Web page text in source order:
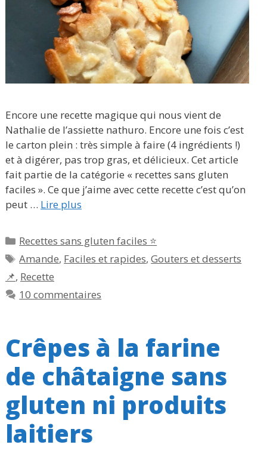
Encore une recette magique qui nous vient de
Nathalie de l’assiette nathuro. Encore une fois c’est
le carton plein : très simple à faire (4 ingrédients !)
et à digérer, pas trop gras, et délicieux. Cet article
fait partie de la catégorie « recettes sans gluten
faciles ». Ce que j’aime avec cette recette c’est qu’on
peut … Lire plus
Catégories
Recettes sans gluten faciles ⭐
Étiquettes
Amande, Faciles et rapides,Gouters et desserts
📌, Recette
10 commentaires
Crêpes à la farine
de châtaigne sans
gluten ni produits
laitiers